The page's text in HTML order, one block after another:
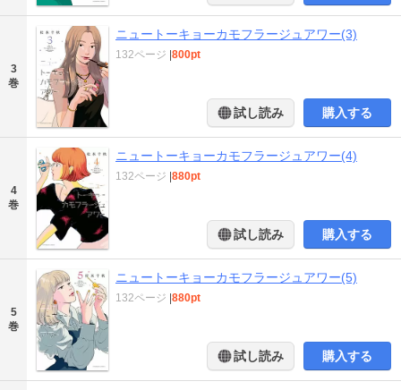
3
巻
ニュートーキョーカモフラージュアワー(3)
132ページ 800pt
試し読み 購入する
4
巻
ニュートーキョーカモフラージュアワー(4)
132ページ 880pt
試し読み 購入する
5
巻
ニュートーキョーカモフラージュアワー(5)
132ページ 880pt
試し読み 購入する